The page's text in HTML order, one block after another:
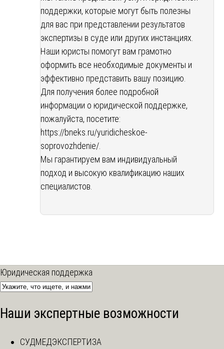
поддержки, которые могут быть полезны
для вас при представлении результатов
экспертизы в суде или других инстанциях.
Наши юристы помогут вам грамотно
оформить все необходимые документы и
эффективно представить вашу позицию.
Для получения более подробной
информации о юридической поддержке,
пожалуйста, посетите:
https://bneks.ru/yuridicheskoe-
soprovozhdenie/
Мы гарантируем вам индивидуальный
подход и высокую квалификацию наших
специалистов.
Юридическая поддержка
Наши экспертные возможности
СУДМЕДЭКСПЕРТИЗА